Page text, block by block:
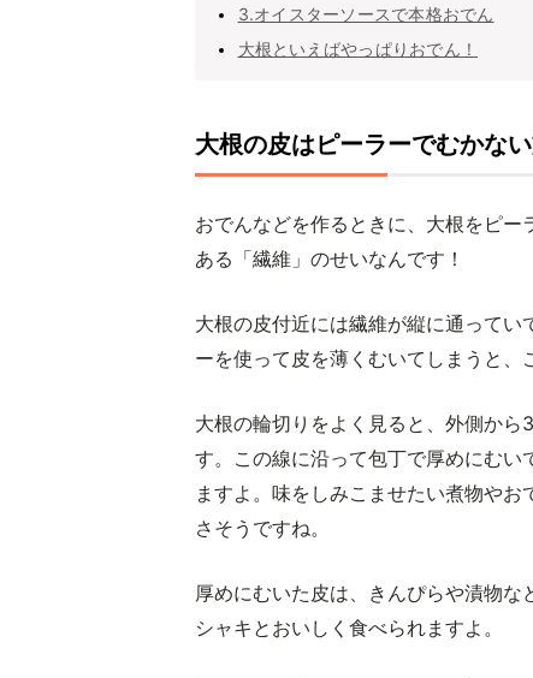
3.オイスターソースで本格おでん
大根といえばやっぱりおでん！
大根の皮はピーラーでむかな
おでんなどを作るときに、大根をピ
ある「繊維」のせいなんです！
大根の皮付近には繊維が縦に通って
ーを使って皮を薄くむいてしまうと、
大根の輪切りをよく見ると、外側か
す。この線に沿って包丁で厚めにむい
ますよ。味をしみこませたい煮物や
さそうですね。
厚めにむいた皮は、きんぴらや漬物
シャキとおいしく食べられますよ。